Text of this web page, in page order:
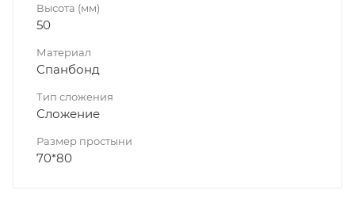
Высота (мм)
50
Материал
Спанбонд
Тип сложения
Сложение
Размер простыни
70*80